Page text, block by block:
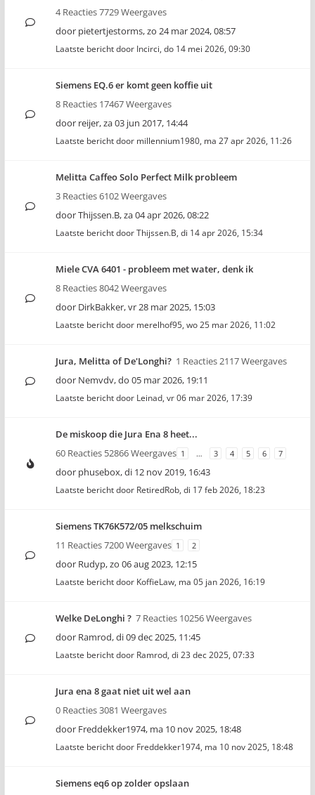
4 Reacties 7729 Weergaves
door pietertjestorms,zo 24 mar 2024, 08:57
Laatste bericht door Incirci, do 14 mei 2026, 09:30
Siemens EQ.6 er komt geen koffie uit
8 Reacties 17467 Weergaves
door reijer,za 03 jun 2017, 14:44
Laatste bericht door millennium1980, ma 27 apr 2026, 11:26
Melitta Caffeo Solo Perfect Milk probleem
3 Reacties 6102 Weergaves
doorThijssen.B,za 04 apr 2026, 08:22
Laatste bericht doorThijssen.B, di 14 apr 2026, 15:34
Miele CVA 6401 - probleem met water, denk ik
8 Reacties 8042 Weergaves
door DirkBakker,vr 28 mar 2025, 15:03
Laatste bericht door merelhof95, wo 25 mar 2026, 11:02
Jura, Melitta of De'Longhi? 1 Reacties 2117 Weergaves
door Nemvdv,do 05 mar 2026, 19:11
Laatste bericht door Leinad, vr 06 mar 2026, 17:39
De miskoop die Jura Ena 8 heet...
60 Reacties 52866 Weergaves 1 … 3 4 5 6 7
door phusebox,di 12 nov 2019, 16:43
Laatste bericht door RetiredRob, di 17 feb 2026, 18:23
Siemens TK76K572/05 melkschuim
11 Reacties 7200 Weergaves 1 2
door Rudyp,zo 06 aug 2023, 12:15
Laatste bericht door KoffieLaw, ma 05 jan 2026, 16:19
Welke DeLonghi ? 7 Reacties 10256 Weergaves
door Ramrod,di 09 dec 2025, 11:45
Laatste bericht door Ramrod, di 23 dec 2025, 07:33
Jura ena 8 gaat niet uit wel aan
0 Reacties 3081 Weergaves
door Freddekker1974, ma 10 nov 2025, 18:48
Laatste bericht door Freddekker1974, ma 10 nov 2025, 18:48
Siemens eq6 op zolder opslaan